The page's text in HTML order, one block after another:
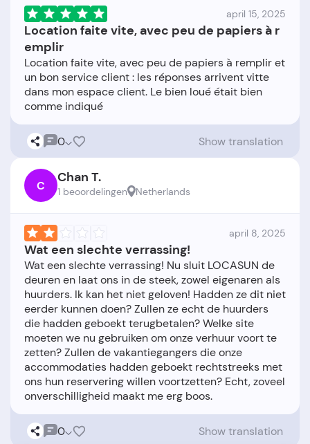
april 15, 2025
Location faite vite, avec peu de papiers à r
emplir
Location faite vite, avec peu de papiers à remplir et
un bon service client : les réponses arrivent vitte
dans mon espace client. Le bien loué était bien
0 Show translation
C Chan T.
1 beoordelingen Netherlands
april 8, 2025
Wat een slechte verrassing!
Wat een slechte verrassing! Nu sluit LOCASUN de
deuren en laat ons in de steek, zowel eigenaren als
huurders. Ik kan het niet geloven! Hadden ze dit niet
eerder kunnen doen? Zullen ze echt de huurders
die hadden geboekt terugbetalen? Welke site
moeten we nu gebruiken om onze verhuur voort te
zetten? Zullen de vakantiegangers die onze
accommodaties hadden geboekt rechtstreeks met
ons hun reservering willen voortzetten? Echt, zoveel
0 Show translation